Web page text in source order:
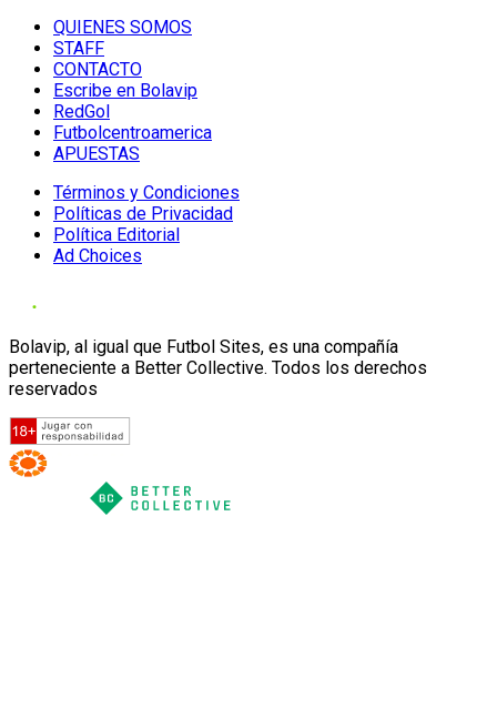
QUIENES SOMOS
STAFF
CONTACTO
Escribe en Bolavip
RedGol
Futbolcentroamerica
APUESTAS
Términos y Condiciones
Políticas de Privacidad
Política Editorial
Ad Choices
Bolavip, al igual que Futbol Sites, es una compañía
perteneciente a Better Collective. Todos los derechos
reservados